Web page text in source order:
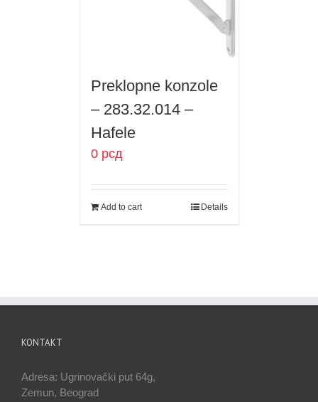
Preklopne konzole
– 283.32.014 –
Hafele
0 рсд
Add to cart Details
KONTAKT
Adresa: Ugrinovački put 64g,
Zemun, Beograd